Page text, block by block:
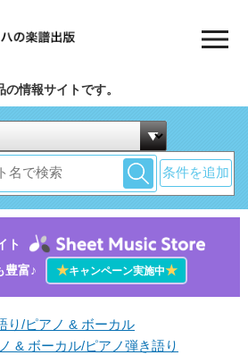
情報サイトです。
条件を追加
ト
豊富♪
★キャンペーン実施中★
り/ピアノ & ボーカル
& ボーカル/ピアノ弾き語り